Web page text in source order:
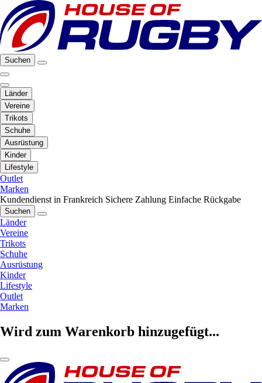
Suchen
Länder
Vereine
Trikots
Schuhe
Ausrüstung
Kinder
Lifestyle
Outlet
Marken
Kundendienst in Frankreich Sichere Zahlung Einfache Rückgabe
Suchen
Länder
Vereine
Trikots
Schuhe
Ausrüstung
Kinder
Lifestyle
Outlet
Marken
Wird zum Warenkorb hinzugefügt...